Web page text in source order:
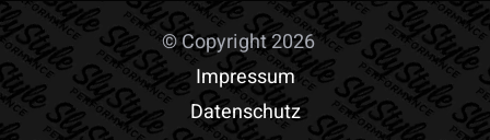
Varianten
auf.
Die
Optionen
© Copyright 2026
Impressum
Datenschutz